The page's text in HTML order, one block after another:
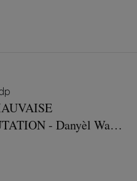
- Danyèl Waro